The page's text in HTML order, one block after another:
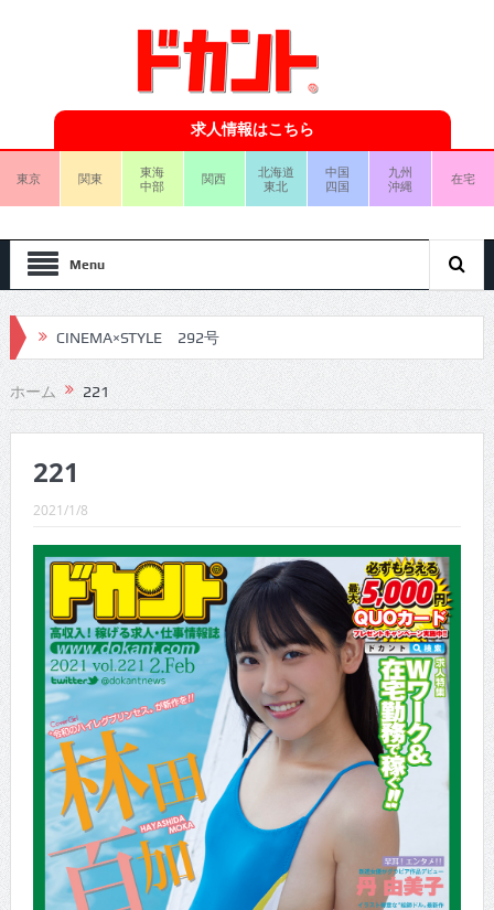
求人情報はこちら
東京 関東
東海
中部
関西
北海道
東北
中国
四国
九州
沖縄
在宅
Menu
CINEMA×STYLE 292号
CINEMA×STYLE 291号
CINEMA×STYLE 290号
CINEMA×STYLE 289号
CINEMA×STYLE 288号
CINEMA×STYLE 287号
CINEMA×STYLE 286号
CINEMA×STYLE 285号
CINEMA×STYLE 294号
CINEMA×STYLE 293号
ホーム 221
221
2021/1/8